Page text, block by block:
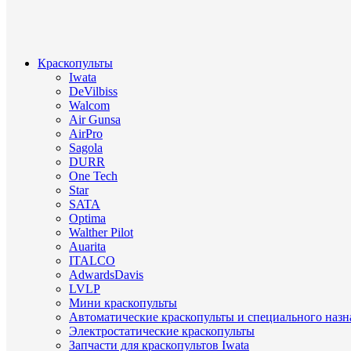
Краскопульты
Iwata
DeVilbiss
Walcom
Air Gunsa
AirPro
Sagola
DURR
One Tech
Star
SATA
Optima
Walther Pilot
Auarita
ITALCO
AdwardsDavis
LVLP
Мини краскопульты
Автоматические краскопульты и специального
Электростатические краскопульты
Запчасти для краскопультов Iwata